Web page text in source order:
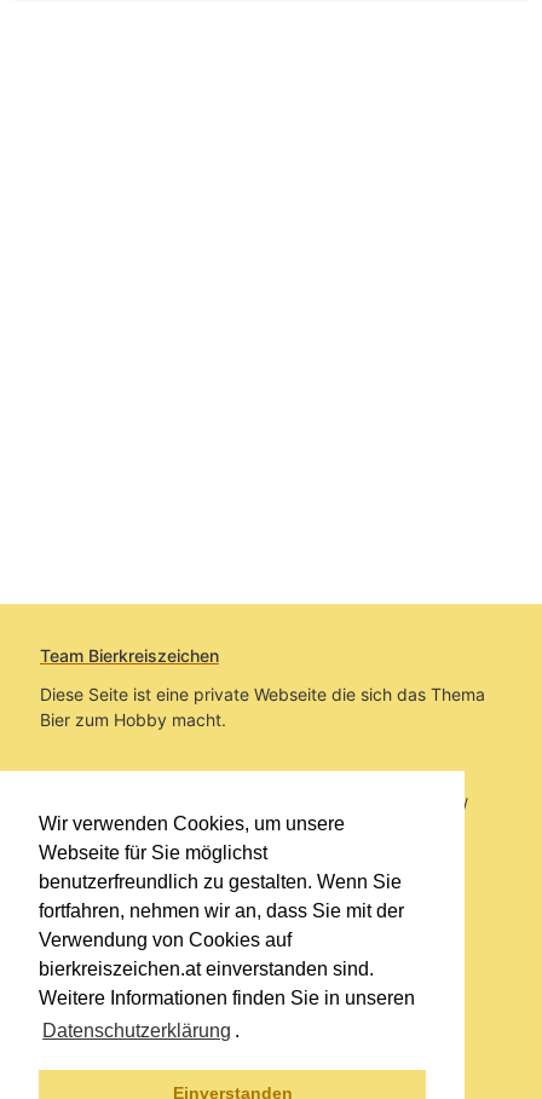
Wir verwenden Cookies, um unsere
Webseite für Sie möglichst
benutzerfreundlich zu gestalten. Wenn Sie
fortfahren, nehmen wir an, dass Sie mit der
Verwendung von Cookies auf
bierkreiszeichen.at einverstanden sind.
Weitere Informationen finden Sie in unseren
Datenschutzerklärung .
Einverstanden
Team Bierkreiszeichen
Diese Seite ist eine private Webseite die sich das Thema
Bier zum Hobby macht.
Sie befinden sich auf https://www.bierkreiszeichen.at/
im Pfad:Übers Bier/Biersorten
Erstellt: 2012-04-15
Links
Impressum
Datenschutzerklärung